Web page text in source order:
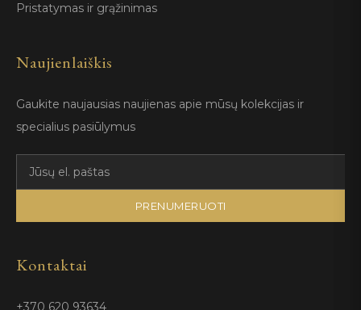
Pristatymas ir grąžinimas
Naujienlaiškis
Gaukite naujausias naujienas apie mūsų kolekcijas ir
specialius pasiūlymus
PRENUMERUOTI
Kontaktai
+370 620 93634